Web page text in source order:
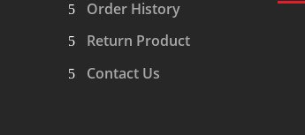
Order History
Return Product
Contact Us